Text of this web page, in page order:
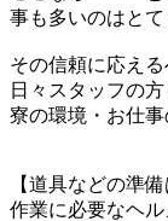
事も多いのはとて
その信頼に応える
日々スタッフの
寮の環境・お仕事
【道具などの準
作業に必要なヘ